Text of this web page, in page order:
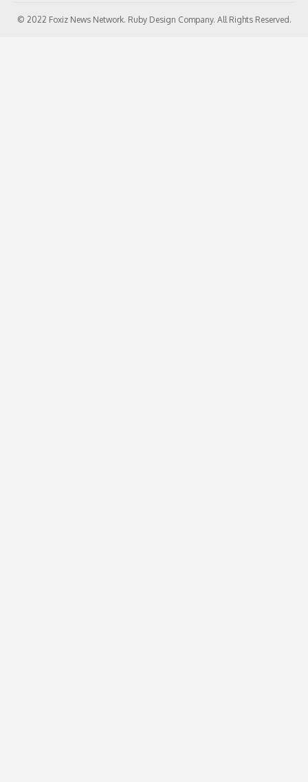
© 2022 Foxiz News Network. Ruby Design Company. All Rights Reserved.